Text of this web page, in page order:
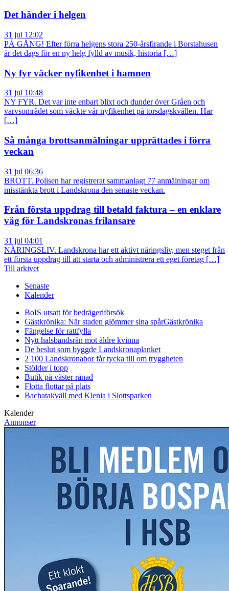
Det händer i helgen
31 jul 12:02
PÅ GÅNG! Efter förra helgens stora 250-årsfirande i Borstahusen
är det dags för en ny helg fylld av musik, historia […]
Ny fyr väcker nyfikenhet i hamnen
31 jul 10:48
NY FYR. Det var inte enbart blixt och dunder över Gråen och
varvsområdet som väckte vår nyfikenhet på torsdagskvällen. Har
[…]
Så många brottsanmälningar upprättades i förra
veckan
31 jul 06:36
BROTT. Polisen har registrerat sammanlagt 77 anmälningar om
misstänkta brott i Landskrona den senaste veckan.
Från första uppdrag till betald faktura – en enklare
väg för Landskronas frilansare
31 jul 04:01
NÄRINGSLIV. Landskrona har ett aktivt näringsliv, men steget från
ett första uppdrag till att starta och administrera ett eget företag […]
Till arkivet
Senaste
Kalender
BoIS utsatt för bedrägeriförsök
Gästkrönika: När staden glömmer sina spårGästkrönika
Fängelse för rattfylla
Nytt halsbandsrån mot äldre kvinna
De beslut som byggde Landskronaplanket
2 100 Landskronabor får tycka till om tryggheten
Stölder i topp
Butik på väster rånad
Flotta flottar på plats
Bachatakväll med Klenia i Slottsparken
Kalender
Annonser